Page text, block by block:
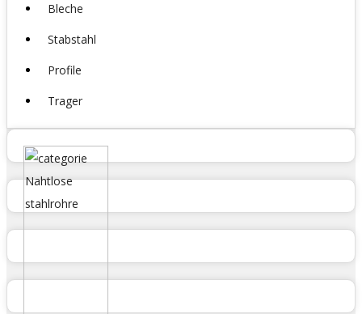
Bleche
Stabstahl
Profile
Trager